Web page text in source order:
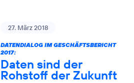
27. März 2018
DATENDIALOG IM GESCHÄFTSBERICHT
2017:
Daten sind der
Rohstoff der Zukunft